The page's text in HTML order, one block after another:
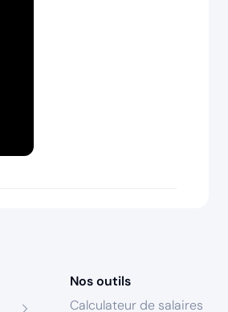
Nos outils
Calculateur de salaires